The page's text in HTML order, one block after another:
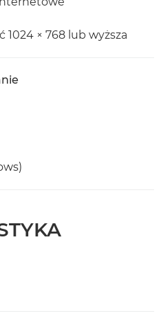
1024 × 768 lub wyższa